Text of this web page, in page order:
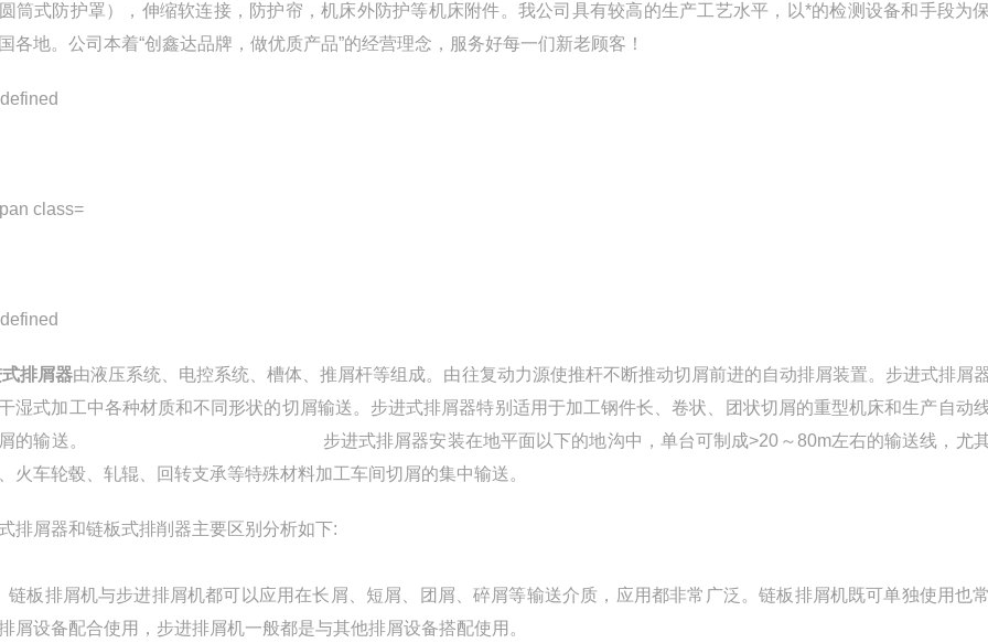
筒式防护罩），伸缩软连接，防护帘，机床外防护等机床附件。我公司具有较高的生产工艺水平，以*的检测设备和手段为
各地。公司本着“创鑫达品牌，做优质产品”的经营理念，服务好每一们新老顾客！
排屑器由液压系统、电控系统、槽体、推屑杆等组成。由往复动力源使推杆不断推动切屑前进的自动排屑装置。步进式排屑
湿式加工中各种材质和不同形状的切屑输送。步进式排屑器特别适用于加工钢件长、卷状、团状切屑的重型机床和生产自动
切屑的输送。 步进式排屑器安装在地平面以下的地沟中，单台可制成>20～80m左右的输送线，尤
火车轮毂、轧辊、回转支承等特殊材料加工车间切屑的集中输送。
排屑器和链板式排削器主要区别分析如下:
板排屑机与步进排屑机都可以应用在长屑、短屑、团屑、碎屑等输送介质，应用都非常广泛。链板排屑机既可单独使用也
屑设备配合使用，步进排屑机一般都是与其他排屑设备搭配使用。